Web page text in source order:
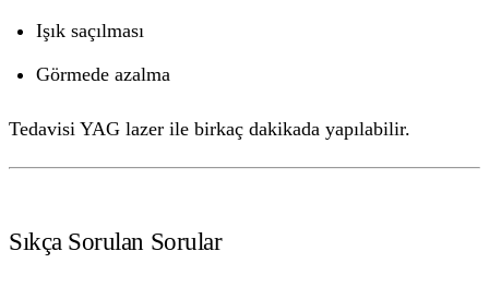
Işık saçılması
Görmede azalma
Tedavisi YAG lazer ile birkaç dakikada yapılabilir.
Sıkça Sorulan Sorular